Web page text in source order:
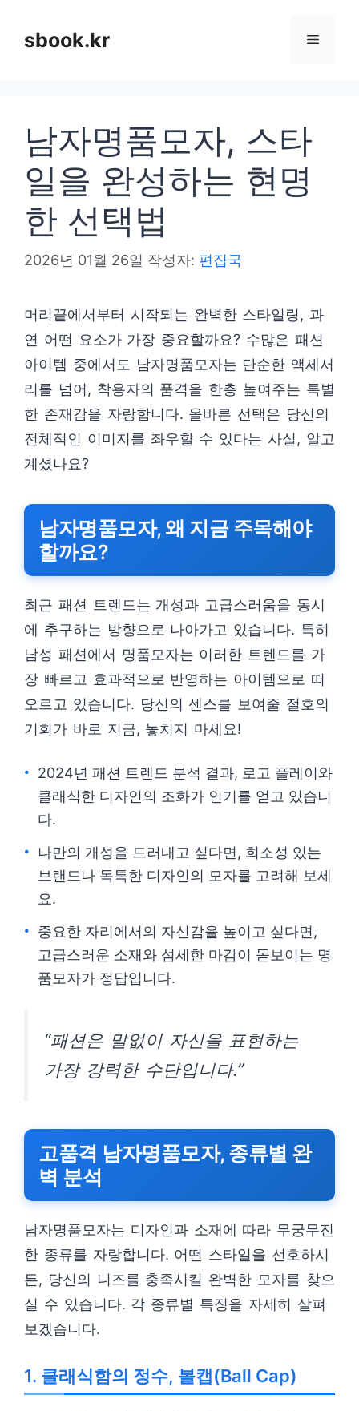
sbook.kr 메
남자명품모자, 스타
일을 완성하는 현명
한 선택법
2026년 01월 26일 작성자: 편집국
머리끝에서부터 시작되는 완벽한 스타일링, 과
연 어떤 요소가 가장 중요할까요? 수많은 패션
아이템 중에서도 남자명품모자는 단순한 액세서
리를 넘어, 착용자의 품격을 한층 높여주는 특별
한 존재감을 자랑합니다. 올바른 선택은 당신의
전체적인 이미지를 좌우할 수 있다는 사실, 알고
계셨나요?
남자명품모자, 왜 지금 주목해야
할까요?
최근 패션 트렌드는 개성과 고급스러움을 동시
에 추구하는 방향으로 나아가고 있습니다. 특히
남성 패션에서 명품모자는 이러한 트렌드를 가
장 빠르고 효과적으로 반영하는 아이템으로 떠
오르고 있습니다. 당신의 센스를 보여줄 절호의
기회가 바로 지금, 놓치지 마세요!
2024년 패션 트렌드 분석 결과, 로고 플레이와
클래식한 디자인의 조화가 인기를 얻고 있습니
다.
나만의 개성을 드러내고 싶다면, 희소성 있는
브랜드나 독특한 디자인의 모자를 고려해 보세
요.
중요한 자리에서의 자신감을 높이고 싶다면,
고급스러운 소재와 섬세한 마감이 돋보이는 명
품모자가 정답입니다.
“패션은 말없이 자신을 표현하는
가장 강력한 수단입니다.”
고품격 남자명품모자, 종류별 완
벽 분석
남자명품모자는 디자인과 소재에 따라 무궁무진
한 종류를 자랑합니다. 어떤 스타일을 선호하시
든, 당신의 니즈를 충족시킬 완벽한 모자를 찾으
실 수 있습니다. 각 종류별 특징을 자세히 살펴
보겠습니다.
1. 클래식함의 정수, 볼캡(Ball Cap)